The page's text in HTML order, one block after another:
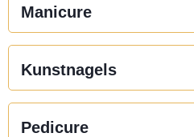
Manicure
Kunstnagels
Pedicure